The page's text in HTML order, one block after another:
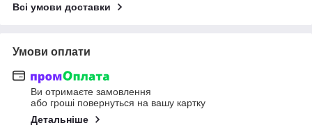
Всі умови доставки
Умови оплати
Ви отримаєте замовлення
або гроші повернуться на вашу картку
Детальніше